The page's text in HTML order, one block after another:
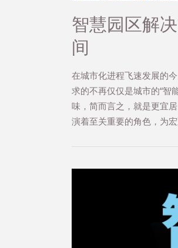
智慧园区解
间
在城市化进程飞速发展的
求的不再仅仅是城市的“智
味，简而言之，就是更宜
演着至关重要的角色，为